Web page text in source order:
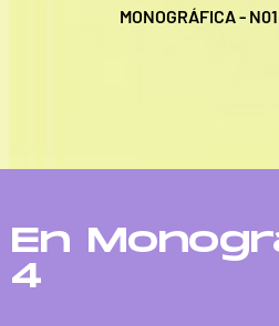
MONOGRÁFICA - N01
En
4